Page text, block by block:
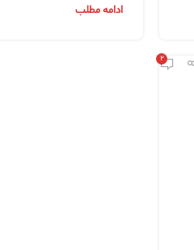
ادامه مطلب
۲